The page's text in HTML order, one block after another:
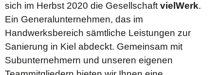
sich im Herbst 2020 die Gesellschaft vielWerk.
Ein Generalunternehmen, das im
Handwerksbereich sämtliche Leistungen zur
Sanierung in Kiel abdeckt. Gemeinsam mit
Subunternehmern und unseren eigenen